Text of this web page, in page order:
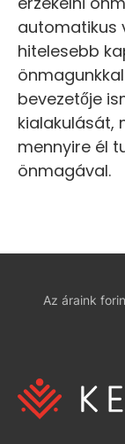
automatikus
hitelesebb
bevezetője
kialakulását,
mennyire él
önmagával.
Az áraink